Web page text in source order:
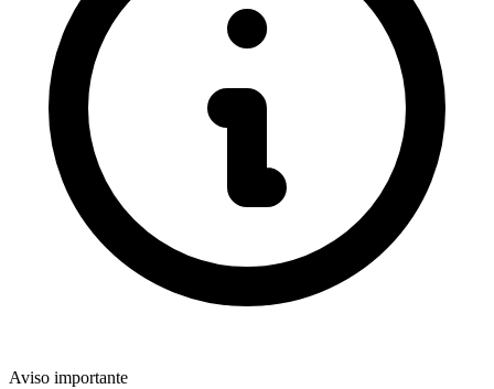
Aviso importante